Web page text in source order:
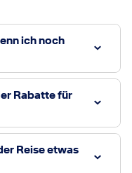
ich noch
Rabatte für
Reise etwas